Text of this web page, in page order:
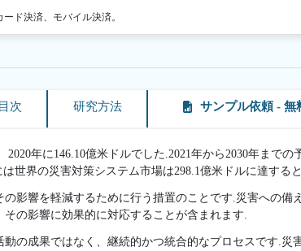
ド決済、モバイル決済。
目次 研究方法 サンプル依頼 - 無
年に146.10億米ドルでした.2021年から2030年まで
は世界の災害対策システム市場は298.1億米ドルに達する
影響を軽減するために行う措置のことです.災害への備
の影響に効果的に対応することが含まれます.
の成果ではなく、継続的かつ統合的なプロセスです.災